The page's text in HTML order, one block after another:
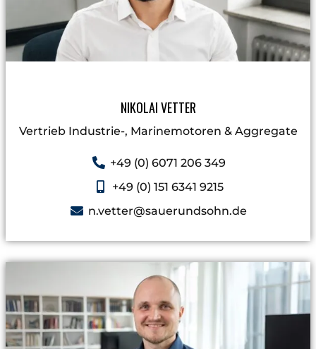
NIKOLAI VETTER
Vertrieb Industrie-, Marinemotoren & Aggregate​
+49 (0) 6071 206 349
+49 (0) 151 6341 9215
n.vetter@sauerundsohn.de